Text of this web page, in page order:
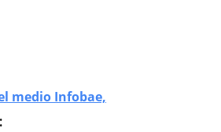
medio Infobae,